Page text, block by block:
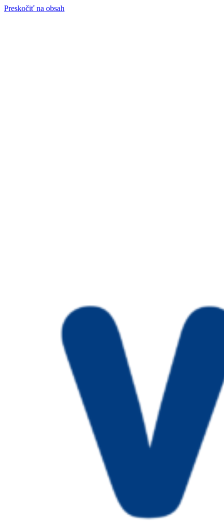
Preskočiť na obsah